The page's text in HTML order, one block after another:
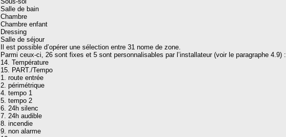
Salle de bain
Chambre
Chambre enfant
Dressing
Salle de séjour
Il est possible d’opérer une sélection entre 31 nome de zone.
Parmi ceux-ci, 26 sont fixes et 5 sont personnalisables par l’installateur (voir le paragraphe 4.9) :
14. Température
15. PART./Tempo
1. route entrée
2. périmétrique
4. tempo 1
5. tempo 2
6. 24h silenc
7. 24h audible
8. incendie
9. non alarme